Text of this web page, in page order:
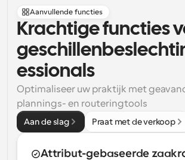
Aanvullende functies
Krachtige functies
essionals
Optimaliseer uw praktijk met
plannings- en routeringtools
Aan de slag Praat met de verkoop
Attribut-gebaseerde